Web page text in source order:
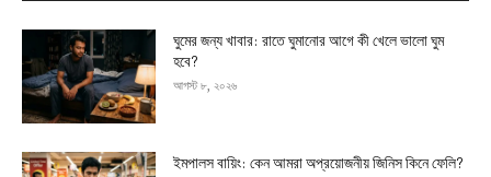
ঘুমের জন্য খাবার: রাতে ঘুমানোর আগে কী খেলে ভালো ঘুম
হবে?
আগস্ট ৮, ২০২৬
ইমপালস বায়িং: কেন আমরা অপ্রয়োজনীয় জিনিস কিনে ফেলি?